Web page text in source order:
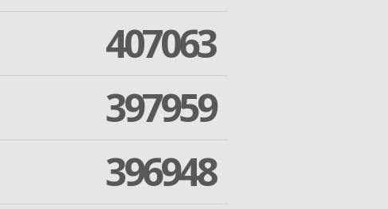
407063
397959
396948